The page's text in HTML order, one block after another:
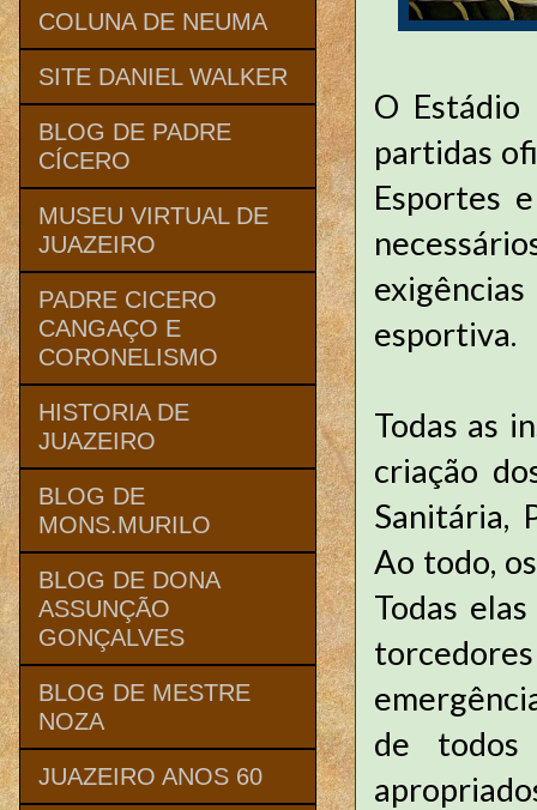
O Estádio
partidas
Esportes
esportiva.
Todas as
criação
Sanitária,
Ao todo,
Todas
de todos
COLUNA DE NEUMA
SITE DANIEL WALKER
BLOG DE PADRE
CÍCERO
MUSEU VIRTUAL DE
JUAZEIRO
PADRE CICERO
CANGAÇO E
CORONELISMO
HISTORIA DE
JUAZEIRO
BLOG DE
MONS.MURILO
BLOG DE DONA
ASSUNÇÃO
GONÇALVES
BLOG DE MESTRE
NOZA
JUAZEIRO ANOS 60